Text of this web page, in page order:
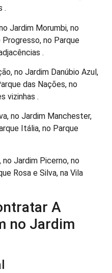
.
Jardim Morumbi, no
Progresso, no Parque
.
no Jardim Danúbio Azul,
das Nações, no
vizinhas .
no Jardim Manchester,
Itália, no Parque
Jardim Picerno, no
Rosa e Silva, na Vila
A
no Jardim